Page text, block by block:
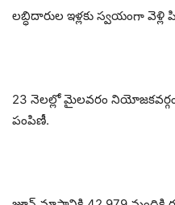
లబ్ధిదారుల ఇళ్లకు స్వయంగా
23 నెలల్లో మైలవరం
పంపిణీ.